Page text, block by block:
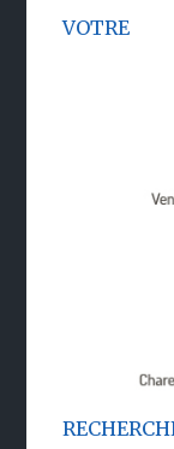
VOTRE